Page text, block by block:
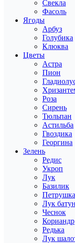
Свекла
Фасоль
Ягоды
Арбуз
Голубика
Клюква
Цветы
Астра
Пион
Роза
Сирень
Тюльпан
Астильба
Гвоздика
Георгина
Зелень
Редис
Укроп
Лук
Базилик
Петрушка
Лук батун
Чеснок
Кориандр
Редька
Лук